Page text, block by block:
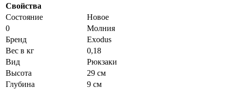
Свойства
Состояние
Новое
0
Молния
Бренд
Exodus
Вес в кг
0,18
Вид
Рюкзаки
Высота
29 см
Глубина
9 см